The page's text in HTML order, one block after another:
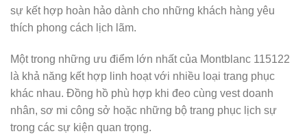
sự kết hợp hoàn hảo dành cho những khách hàng yêu
thích phong cách lịch lãm.
Một trong những ưu điểm lớn nhất của Montblanc 115122
là khả năng kết hợp linh hoạt với nhiều loại trang phục
khác nhau. Đồng hồ phù hợp khi đeo cùng vest doanh
nhân, sơ mi công sở hoặc những bộ trang phục lịch sự
trong các sự kiện quan trọng.